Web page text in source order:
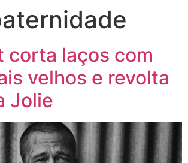
corta laços com
velhos e revolta
Jolie